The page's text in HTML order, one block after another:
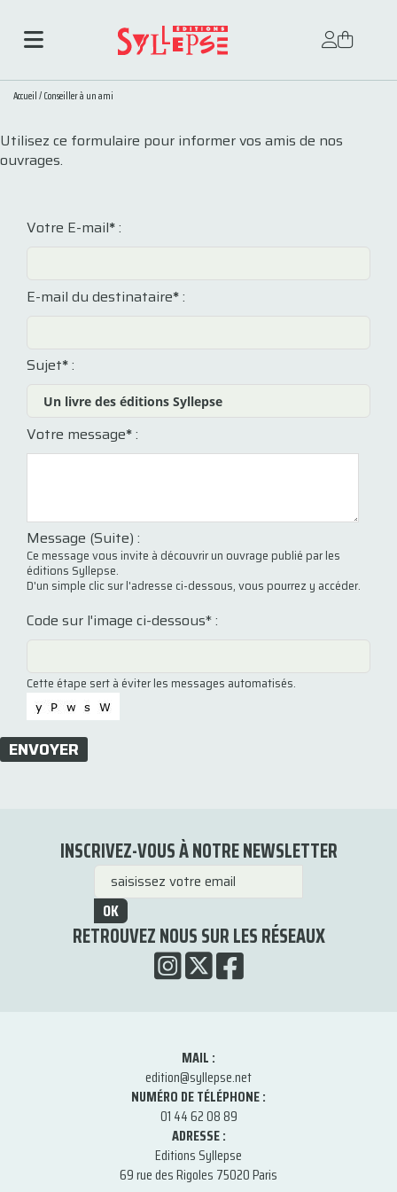
Accueil/Conseiller à un ami
Utilisez ce formulaire pour informer vos amis de nos
ouvrages.
Votre E-mail*:
E-mail du destinataire*:
Sujet*:
Votre message*:
Message (Suite) :
Ce message vous invite à découvrir un ouvrage publié par les
éditions Syllepse.
D'un simple clic sur l'adresse ci-dessous, vous pourrez y accéder.
Code sur l'image ci-dessous* :
Cette étape sert à éviter les messages automatisés.
ENVOYER
INSCRIVEZ-VOUS À NOTRE NEWSLETTER
OK
RETROUVEZ NOUS SUR LES RÉSEAUX
MAIL :
edition@syllepse.net
NUMÉRO DE TÉLÉPHONE :
01 44 62 08 89
ADRESSE :
Editions Syllepse
69 rue des Rigoles 75020 Paris